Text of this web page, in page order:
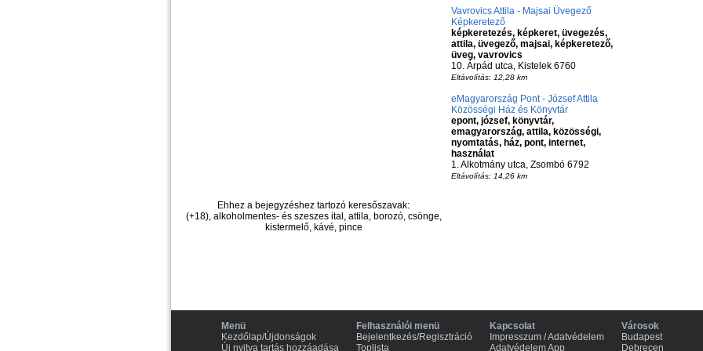
Vavrovics Attila - Majsai Üvegező
Képkeretező
képkeretezés, képkeret, üvegezés,
attila, üvegező, majsai, képkeretező,
üveg, vavrovics
10. Árpád utca, Kistelek 6760
Eltávolítás: 12,28 km
eMagyarország Pont - József Attila
Közösségi Ház és Könyvtár
epont, józsef, könyvtár,
emagyarország, attila, közösségi,
nyomtatás, ház, pont, internet,
használat
1. Alkotmány utca, Zsombó 6792
Eltávolítás: 14,26 km
Ehhez a bejegyzéshez tartozó keresőszavak:
(+18), alkoholmentes- és szeszes ital, attila, borozó, csönge,
kistermelő, kávé, pince
Menü
Kezdőlap/Újdonságok
Új nyitva tartás hozzáadása
Felhasználói menü
Bejelentkezés/Regisztráció
Toplista
Kapcsolat
Impresszum / Adatvédelem
Adatvédelem App
Városok
Budapest
Debrecen